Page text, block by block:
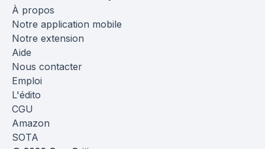
À propos
Notre application mobile
Notre extension
Aide
Nous contacter
Emploi
L'édito
CGU
Amazon
SOTA